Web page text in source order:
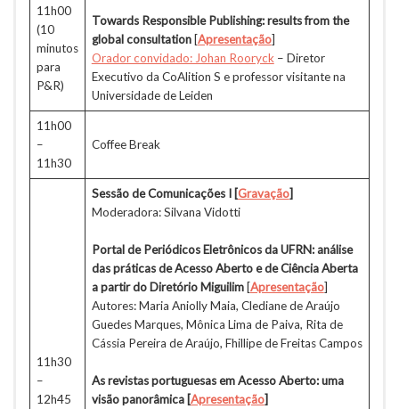
11h00
(10
minutos
para
P&R)
Towards Responsible Publishing: results from the
global consultation[Apresentação]
Orador convidado: Johan Rooryck – Diretor
Executivo da CoAlition S e professor visitante na
Universidade de Leiden
11h00
–
11h30
Coffee Break
11h30
–
12h45
Sessão de Comunicações I [Gravação]
Moderadora: Silvana Vidotti
Portal de Periódicos Eletrônicos da UFRN: análise
das práticas de Acesso Aberto e de Ciência Aberta
a partir do Diretório Miguilim[Apresentação]
Autores: Maria Aniolly Maia, Clediane de Araújo
Guedes Marques, Mônica Lima de Paiva, Rita de
Cássia Pereira de Araújo, Fhillipe de Freitas Campos
As revistas portuguesas em Acesso Aberto: uma
visão panorâmica [Apresentação]